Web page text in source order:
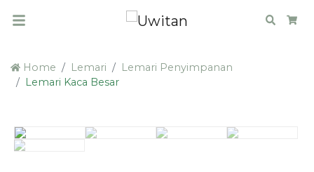
Search
Home Lemari
Lemari Penyimpanan
Lemari Kaca Besar